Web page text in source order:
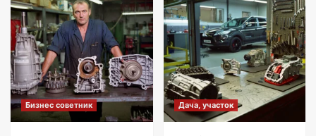
Бизнес советник Дача, участок